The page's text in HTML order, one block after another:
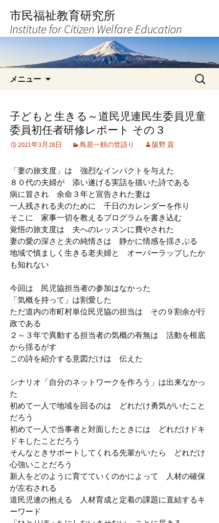
へ
キ
市民福祉教育研究所
Institute for Citizen Welfare Education
メニュー
検
索:
子どもと生きる～道民児連民生委員児童
委員初任者研修レポート その３
2021年3月28日 鳥居一頼の世語り 阪野 貢
「妻の旅支度」は 強烈なインパクトを与えた
８０代の夫婦が 添い遂げる実話を描いた詩である
病に冒され 余命３年と宣告された妻は
一人残される夫のために 千日のカレンダーを作り
そこに 家事一切を教えるプログラムを書き込む
覚悟の旅支度は 夫へのレッスンに費やされた
妻の愛の深さと夫の純情さは 静かに情感を揺さぶる
地域で慎ましく生きる老夫婦と オーバーラップしたか
も知れない
今回は 民児協担当者の参加はなかった
「気概を持って」は割愛した
ただ道内の市町村単位民児協の担当は その９割余が行
政である
２～３年で異動する担当者の気概の有無は 活動を根底
から揺るがす
この詩を紹介する意図だけは 伝えた
シナリオ「自分のネットワークを作ろう」は出来なかっ
た
初めて一人で地域を回るのは どれだけ勇気がいたこと
だろう
初めて一人で当事者と対面したときには どれだけドキ
ドキしたことだろう
そんなときサポートしてくれる先輩がいたら どれだけ
心強いことだろう
新人をどのように育てていくのかによって 人材の確保
が左右される
道民児連の抱える 人材育成と定着の課題に直結するキ
ーワード